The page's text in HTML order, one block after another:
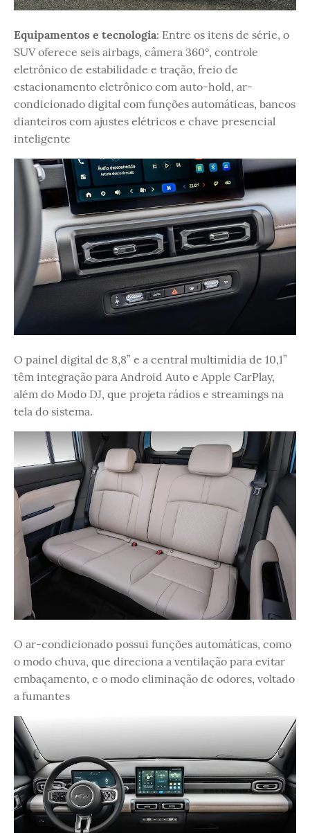
Equipamentos e tecnologia: Entre os itens de série, o
SUV oferece seis airbags, câmera 360°, controle
eletrônico de estabilidade e tração, freio de
estacionamento eletrônico com auto-hold, ar-
condicionado digital com funções automáticas, bancos
dianteiros com ajustes elétricos e chave presencial
inteligente
O painel digital de 8,8” e a central multimídia de 10,1”
têm integração para Android Auto e Apple CarPlay,
além do Modo DJ, que projeta rádios e streamings na
tela do sistema.
O ar-condicionado possui funções automáticas, como
o modo chuva, que direciona a ventilação para evitar
embaçamento, e o modo eliminação de odores, voltado
a fumantes